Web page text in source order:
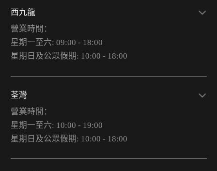
西九龍
營業時間：
星期一至六: 09:00 - 18:00
星期日及公眾假期: 10:00 - 18:00
荃灣
營業時間：
星期一至六: 10:00 - 19:00
星期日及公眾假期: 10:00 - 18:00